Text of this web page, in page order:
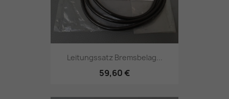
Leitungssatz Bremsbelag...
59,60 €